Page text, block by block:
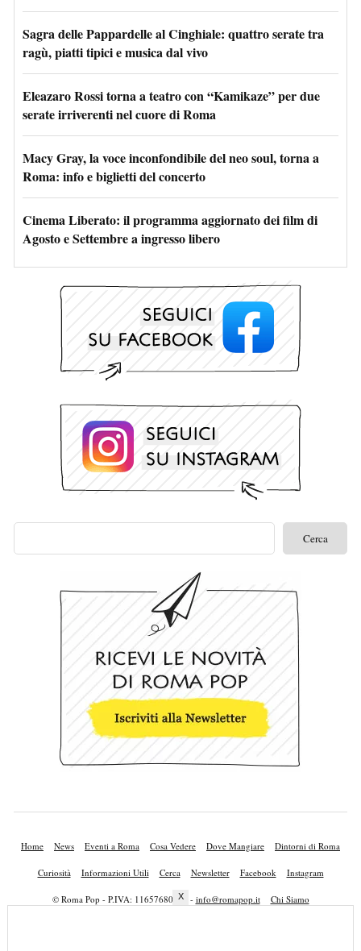
Sagra delle Pappardelle al Cinghiale: quattro serate tra
ragù, piatti tipici e musica dal vivo
Eleazaro Rossi torna a teatro con “Kamikaze” per due
serate irriverenti nel cuore di Roma
Macy Gray, la voce inconfondibile del neo soul, torna a
Roma: info e biglietti del concerto
Cinema Liberato: il programma aggiornato dei film di
Agosto e Settembre a ingresso libero
Home News Eventi a Roma Cosa Vedere Dove Mangiare Dintorni di Roma
Curiosità Informazioni Utili Cerca Newsletter Facebook Instagram
© Roma Pop - P.IVA: 11657680010 - info@romapop.it Chi Siamo
X